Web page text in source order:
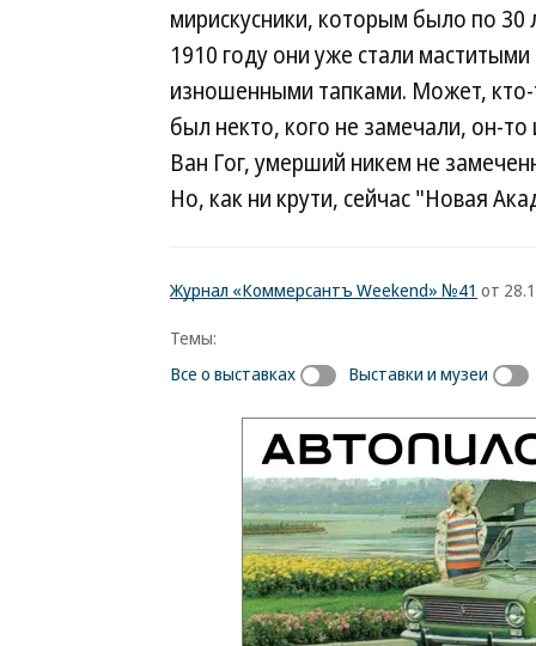
мирискусники, которым было по
1910 году они уже стали
изношенными тапками. Может, кто-
был некто, кого не замечали, он-
Ван Гог, умерший никем не
Но, как ни крути, сейчас "Новая
Журнал «Коммерсантъ Weekend» №41 от
Темы:
Все о выставках
Выставки и музеи